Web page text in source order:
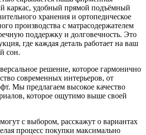
каркас, удобный прямой подъёмный
хранения и ортопедическое
производства с матрасодержателем
поддержку и долговечность. Это
где каждая деталь работает на ваш
сон.
решение, которое гармонично
современных интерьеров, от
Мы предлагаем высокое качество
которое ощутимо выше своей
с выбором, расскажут о вариантах
процесс покупки максимально